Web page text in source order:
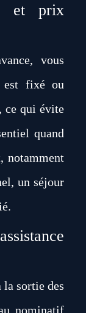
et prix
vous
est fixé ou
ce qui évite
quand
notamment
un séjour
la sortie des
nominatif